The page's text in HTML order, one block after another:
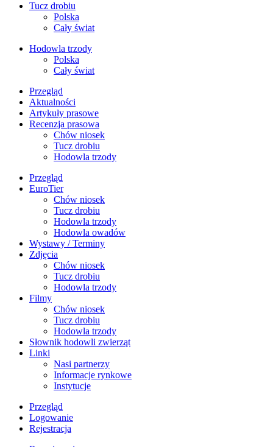
Tucz drobiu
Polska
Cały świat
Hodowla trzody
Polska
Cały świat
Przegląd
Aktualności
Artykuły prasowe
Recenzja prasowa
Chów niosek
Tucz drobiu
Hodowla trzody
Przegląd
EuroTier
Chów niosek
Tucz drobiu
Hodowla trzody
Hodowla owadów
Wystawy / Terminy
Zdjęcia
Chów niosek
Tucz drobiu
Hodowla trzody
Filmy
Chów niosek
Tucz drobiu
Hodowla trzody
Słownik hodowli zwierząt
Linki
Nasi partnerzy
Informacje rynkowe
Instytucje
Przegląd
Logowanie
Rejestracja